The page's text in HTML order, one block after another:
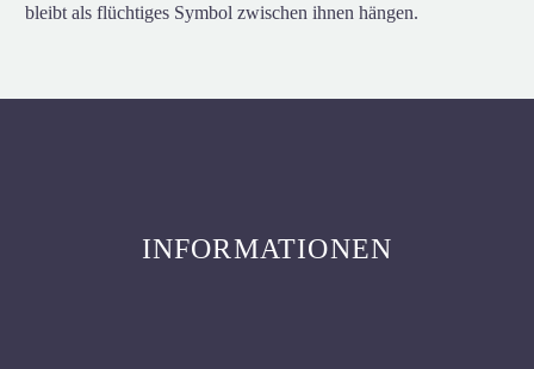
bleibt als flüchtiges Symbol zwischen ihnen hängen.
INFORMATIONEN